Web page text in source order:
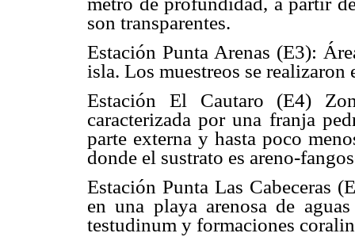
son transparentes.
Estación Punta Arenas (E3):
isla. Los muestreos se realizaron
Estación El Cautaro (E4)
caracterizada por una franja
parte externa y hasta poco
donde el sustrato es areno-
Estación Punta Las Cabeceras
en una playa arenosa de
testudinum y formaciones